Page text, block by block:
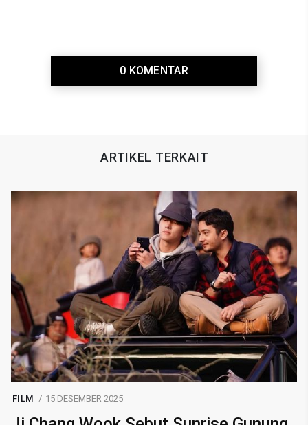
0 KOMENTAR
ARTIKEL TERKAIT
FILM 15 DESEMBER 2025